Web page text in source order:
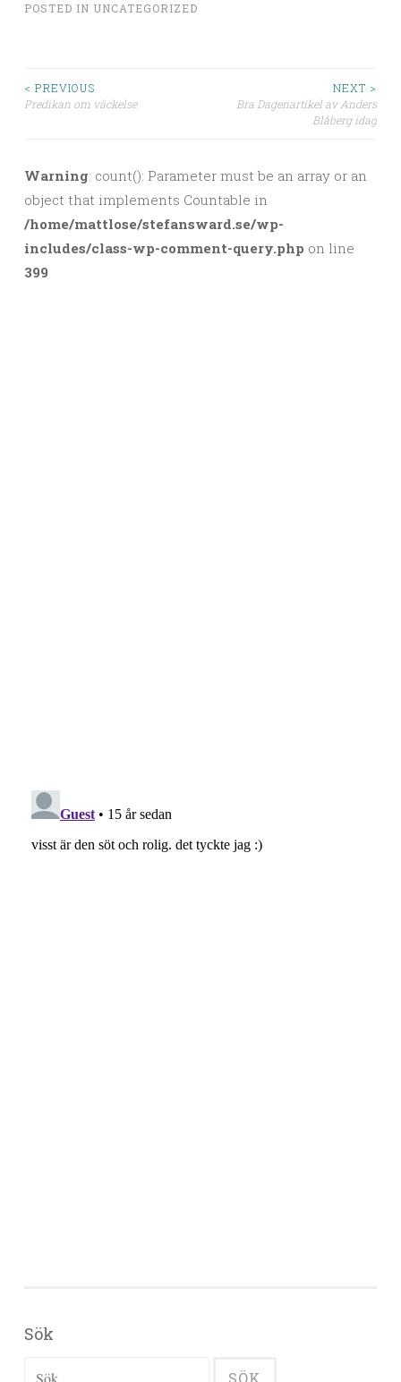
POSTED IN UNCATEGORIZED
< PREVIOUS
Predikan om väckelse
NEXT >
Bra Dagenartikel av Anders
Blåberg idag
Warning: count(): Parameter must be an array or an
object that implements Countable in
/home/mattlose/stefansward.se/wp-
includes/class-wp-comment-query.php on line
399
Sök
Sök efter: